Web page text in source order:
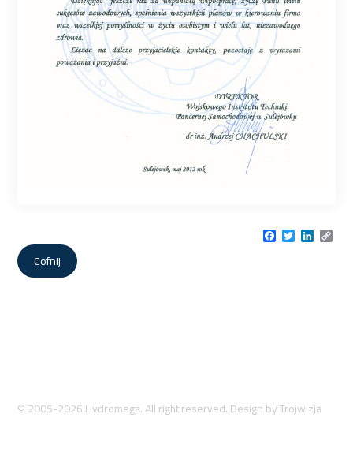
Facebook
Twitter
Link
Cofnij
© 2005-2026 Hydromega. All right reserved. Design byTrojwizja